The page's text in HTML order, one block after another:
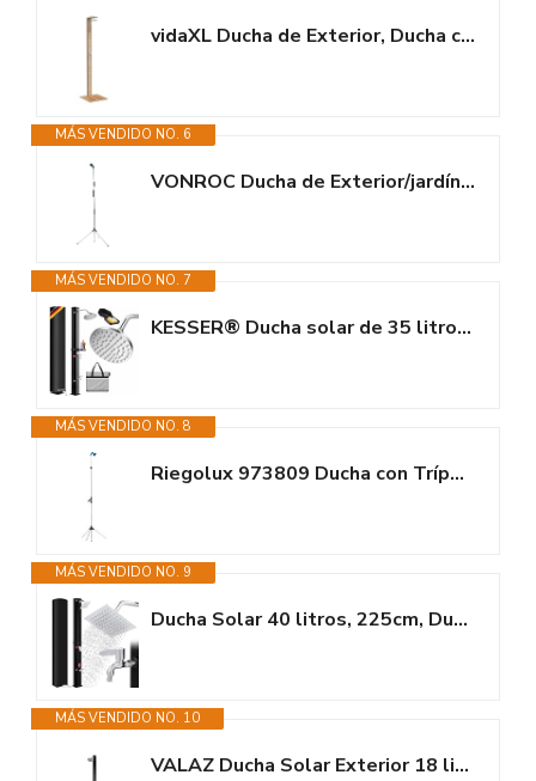
vidaXL Ducha de Exterior, Ducha con Rociador Giratorio, Ducha para Piscina,...
MÁS VENDIDO NO. 6
VONROC Ducha de Exterior/jardín 2 en 1 - Lanza de rociado telescópica...
MÁS VENDIDO NO. 7
KESSER® Ducha solar de 35 litros para jardín, agua caliente máx. 60 °C,...
MÁS VENDIDO NO. 8
Riegolux 973809 Ducha con Trípode 3 Secciones, 225 cm
MÁS VENDIDO NO. 9
Ducha Solar 40 litros, 225cm, Ducha de Jardín con Cabezal de Ducha...
MÁS VENDIDO NO. 10
VALAZ Ducha Solar Exterior 18 litros | Acero Inoxidable y PVC | Ducha...